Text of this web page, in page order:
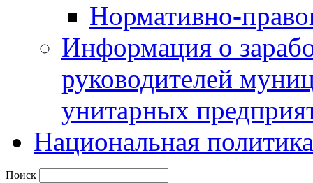
Нормативно-
Информация о
руководителей
унитарных
Национальная политика
Поиск